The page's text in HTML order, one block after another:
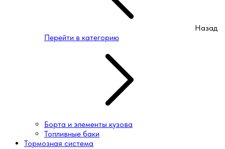
Назад
Перейти в категорию
Борта и элементы кузова
Топливные баки
Тормозная система